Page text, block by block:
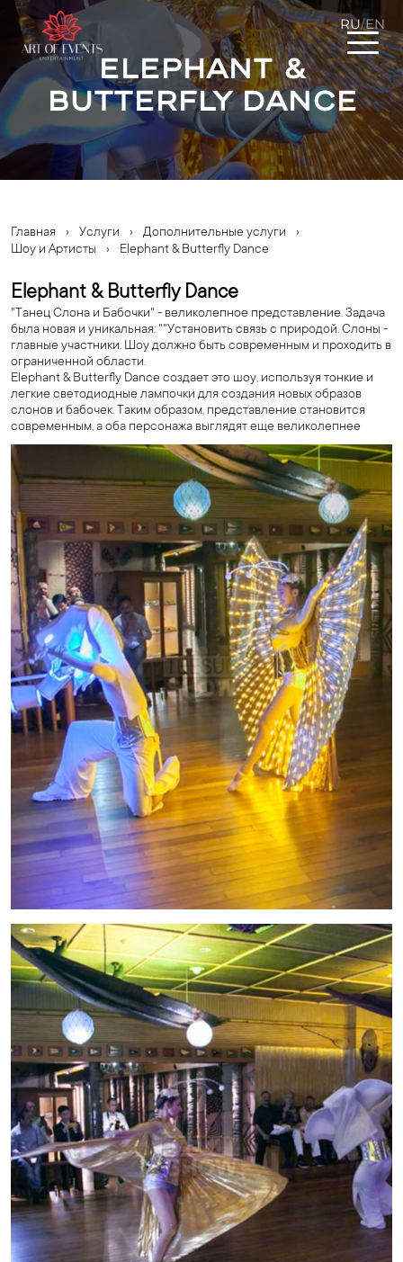
RU/EN
Elephant &
Butterfly Dance
Главная › Услуги › Дополнительные услуги
›
Шоу и Артисты
› Elephant & Butterfly Dance
Elephant & Butterfly Dance
"Танец Слона и Бабочки" - великолепное представление. Задача
была новая и уникальная: ""Установить связь с природой. Слоны -
главные участники. Шоу должно быть современным и проходить в
ограниченной области.
Elephant & Butterfly Dance создает это шоу, используя тонкие и
легкие светодиодные лампочки для создания новых образов
слонов и бабочек. Таким образом, представление становится
современным, а оба персонажа выглядят еще великолепнее